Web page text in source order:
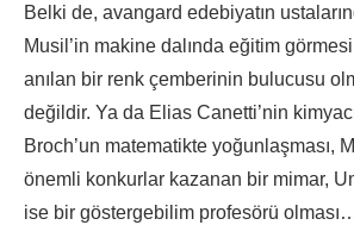
Belki de, avangard edebiyatın
Musil’in makine dalında eğitim
anılan bir renk çemberinin bulucusu
değildir. Ya da Elias Canetti’nin
Broch’un matematikte yoğunlaşması,
önemli konkurlar kazanan bir mimar,
ise bir göstergebilim profesörü